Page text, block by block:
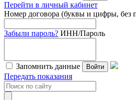
Перейти в личный кабинет
Номер договора (буквы и цифры, без
Забыли пароль? ИНН/Пароль
Запомнить данные Войти
Передать показания